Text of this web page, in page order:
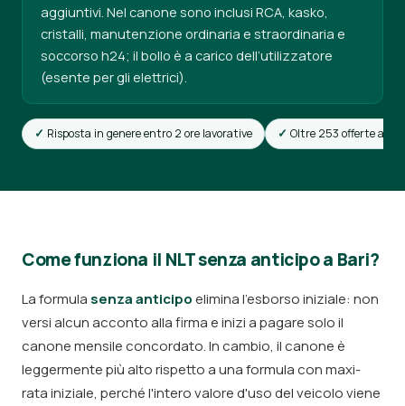
aggiuntivi. Nel canone sono inclusi RCA, kasko,
cristalli, manutenzione ordinaria e straordinaria e
soccorso h24; il bollo è a carico dell’utilizzatore
(esente per gli elettrici).
Risposta in genere entro 2 ore lavorative Oltre 253 offerte attive
Come funziona il NLT senza anticipo a Bari?
La formula senza anticipoelimina l'esborso iniziale: non
versi alcun acconto alla firma e inizi a pagare solo il
canone mensile concordato. In cambio, il canone è
leggermente più alto rispetto a una formula con maxi-
rata iniziale, perché l'intero valore d'uso del veicolo viene